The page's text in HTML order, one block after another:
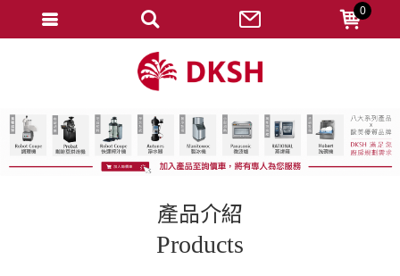
產品介紹
Products
0
忘記密碼
變更密碼